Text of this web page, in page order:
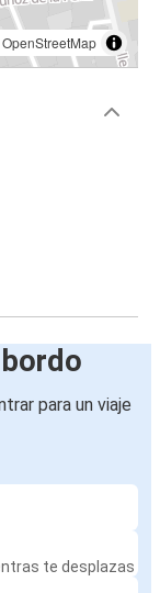
OpenStreetMap
para un viaje
te desplazas